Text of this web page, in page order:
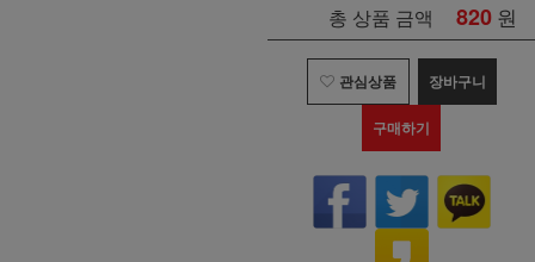
총 상품 금액 820 원
관심상품 장바구니
구매하기